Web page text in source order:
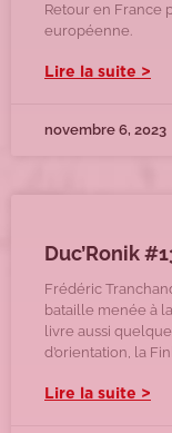
Retour en France
européenne.
Lire la suite >
novembre 6, 2023
Duc’Ronik
Frédéric
bataille menée à
livre aussi
d’orientation, la
Lire la suite >